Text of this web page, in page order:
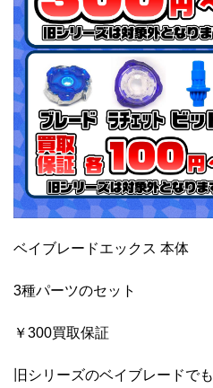
ベイブレードエックス 本体
3種パーツのセット
￥300買取保証
旧シリーズのベイブレードでも